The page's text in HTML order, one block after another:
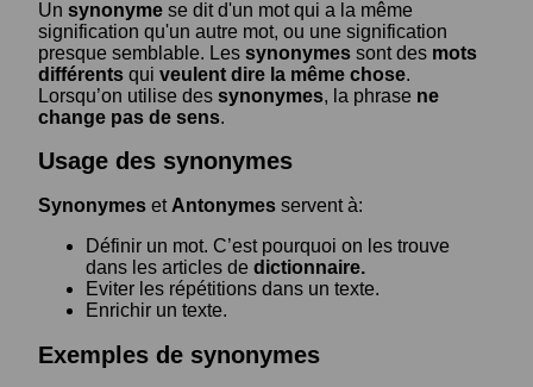
Un synonyme se dit d'un mot qui a la même
signification qu'un autre mot, ou une signification
presque semblable. Les synonymes sont des mots
différents qui veulent dire la même chose.
Lorsqu’on utilise des synonymes, la phrase ne
change pas de sens.
Usage des synonymes
Synonymes et Antonymes servent à:
Définir un mot. C’est pourquoi on les trouve
dans les articles de dictionnaire.
Eviter les répétitions dans un texte.
Enrichir un texte.
Exemples de synonymes